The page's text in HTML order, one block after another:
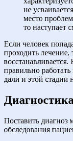
не
место
то наступает
Если человек
проходить лечение,
правильно
дали и этой стадии
Поставить диагноз
обследования